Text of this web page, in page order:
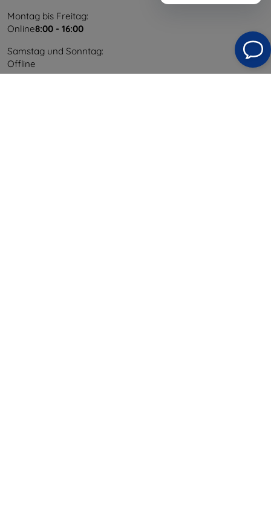
Montag bis Freitag:
Online8:00 - 16:00
Samstag und Sonntag:
Offline